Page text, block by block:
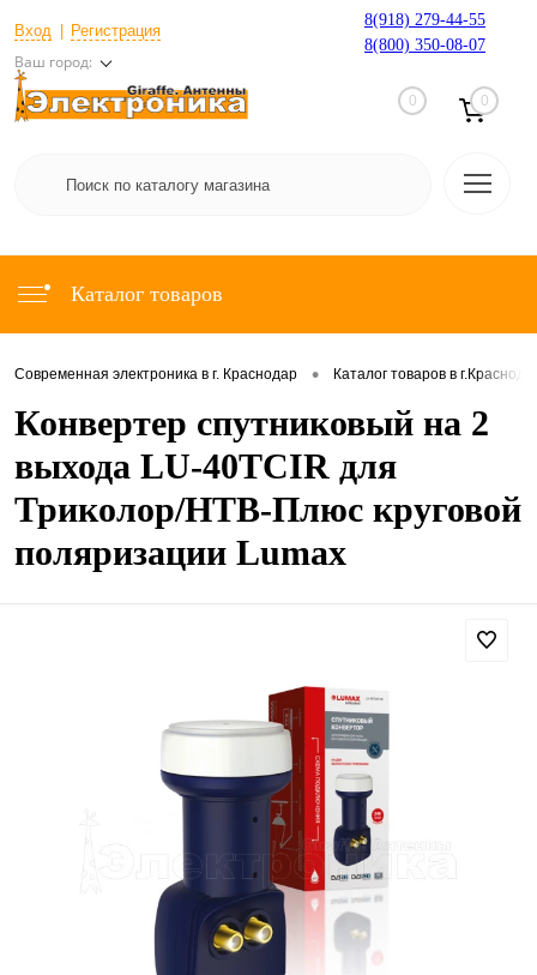
Вход Регистрация
Ваш город:
8(918) 279-44-55
8(800) 350-08-07
0 0
Каталог товаров
Современная электроника в г. Краснодар • Каталог товаров в
Конвертер спутниковый на 2
выхода LU-40TCIR для
Триколор/НТВ-Плюс круговой
поляризации Lumax